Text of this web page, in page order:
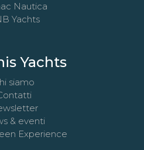
Nautica
Yachts
Yachts
siamo
& eventi
Experience